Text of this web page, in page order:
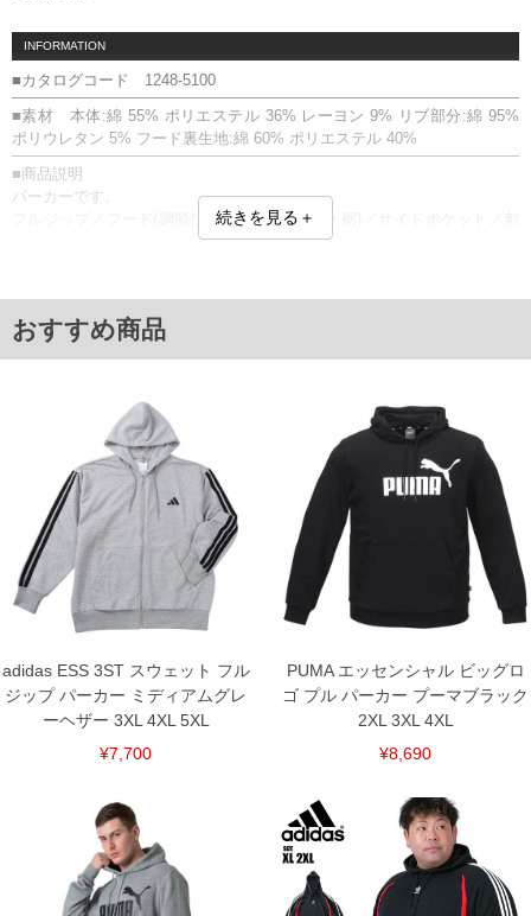
INFORMATION
■カタログコード 1248-5100
■素材 本体:綿 55% ポリエステル 36% レーヨン 9% リブ部分:綿 95%
ポリウレタン 5% フード裏生地:綿 60% ポリエステル 40%
■商品説明
パーカーです。
フルジップ／フード(調節ひも有)／リブ(袖口・裾)／サイドポケット／刺
サイズ/バスト/総丈/裾周り/肩幅/袖丈
3XL/132/73/108/58/60
4XL/136/75/112/59/60
※【返品交換について】
返品交換希望の方は、商品到着後1週間以内にご連絡ください。
下着(肌着)やワイシャツは商品の性質上、返品交換不可とさせて頂いております。予め
ご了承くださいませ。
※【ボトムの裾上げをご希望の場合】
裾上げ料金は500円+税となります。
備考欄に股下●cmとご記入下さい。（裾上げ無料対象商品は1本につき税込6,000円以
上の品が対象。1本5,999円以下の商品は有料（500円+税）となります。）
出荷まで約1週間～20日間程お時間を頂く場合がございます。
尚、裾上げした商品は返品・交換不可となりますので、予めご了承下さい。
一部、お直しに対応出来ない商品がございます。(例：裾にファスナーや調節ひもが付
※商品によって若干のサイズの誤差がございます。また、お客様がご使用の環境（コ
ンピュータ画面）によって、商品の色味が若干異なる場合がございます。予めご了承
ください。
舗からのお取り寄せ等により、お客様にご迷惑をお掛けしてしまう場合がございま
続きを見る＋
おすすめ商品
adidas ESS 3ST スウェット フル
ジップ パーカー ミディアムグレ
ーヘザー 3XL 4XL 5XL
¥7,700
PUMA エッセンシャル ビッグロ
ゴ プル パーカー プーマブラック
2XL 3XL 4XL
¥8,690